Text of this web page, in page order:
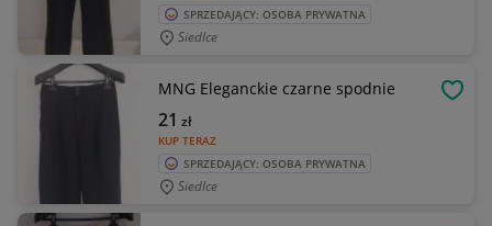
SPRZEDAJĄCY: OSOBA PRYWATNA
Siedlce
MNG Eleganckie czarne spodnie
KUP TERAZ
21 zł
SPRZEDAJĄCY: OSOBA PRYWATNA
Siedlce